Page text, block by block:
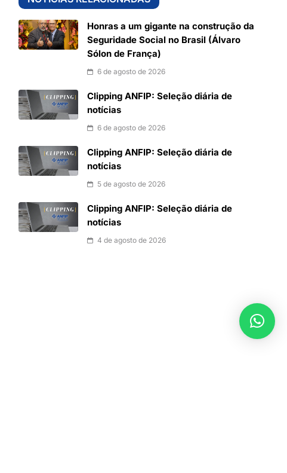
Honras a um gigante na construção da
Seguridade Social no Brasil (Álvaro
Sólon de França)
6 de agosto de 2026
Clipping ANFIP: Seleção diária de
notícias
6 de agosto de 2026
Clipping ANFIP: Seleção diária de
notícias
5 de agosto de 2026
Clipping ANFIP: Seleção diária de
notícias
4 de agosto de 2026